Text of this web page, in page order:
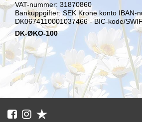
VAT-nummer: 31870860
Bankuppgifter: SEK Krone konto IBAN-
DK0674110001037466 - BIC-kode/
DK-ØKO-100